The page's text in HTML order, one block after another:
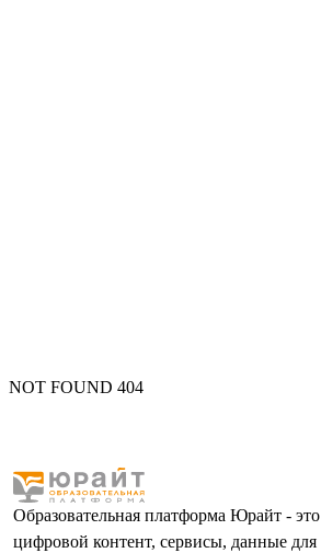
NOT FOUND 404
Образовательная платформа Юрайт - это
цифровой контент, сервисы, данные для